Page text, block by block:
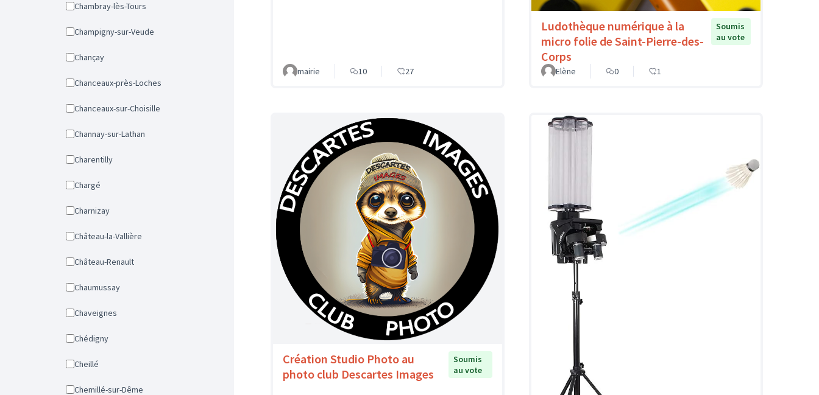
Chambray-lès-Tours
Champigny-sur-Veude
Chançay
Chanceaux-près-Loches
Chanceaux-sur-Choisille
Channay-sur-Lathan
Charentilly
Chargé
Charnizay
Château-la-Vallière
Château-Renault
Chaumussay
Chaveignes
Chédigny
Cheillé
Chemillé-sur-Dême
mairie 10 27
Ludothèque numérique à la
micro folie de Saint-Pierre-des-
Corps
Soumis
au vote
Elène 0 1
Création Studio Photo au
photo club Descartes Images
Soumis
au vote